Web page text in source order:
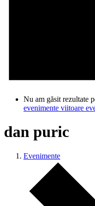
Nu am găsit rezultate
evenimente viitoare
dan puric
Evenimente